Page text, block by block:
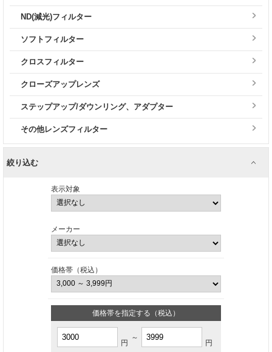
ND(減光)フィルター
ソフトフィルター
クロスフィルター
クローズアップレンズ
ステップアップ/ダウンリング、アダプター
その他レンズフィルター
絞り込む
表示対象
メーカー
価格帯（税込）
価格帯を指定する（税込）
円
～
円